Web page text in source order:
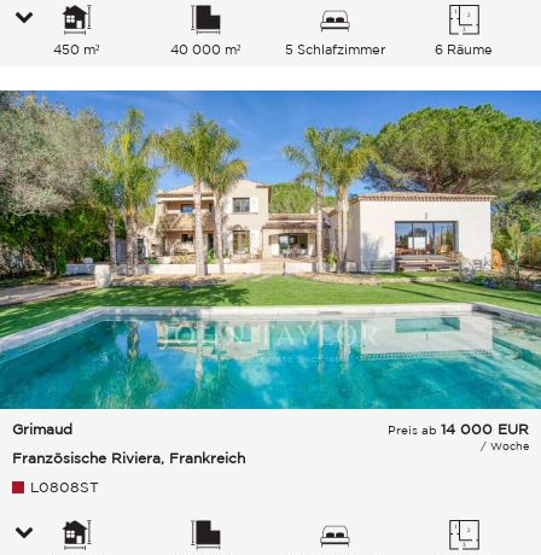
450 m² 40 000 m² 5 Schlafzimmer 6 Räume
Grimaud
Französische Riviera, Frankreich
Preis ab 14 000 EUR
/ Woche
L0808ST